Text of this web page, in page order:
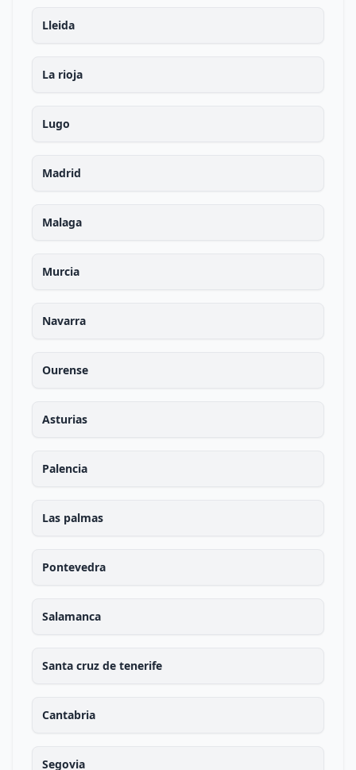
Lleida
La rioja
Lugo
Madrid
Malaga
Murcia
Navarra
Ourense
Asturias
Palencia
Las palmas
Pontevedra
Salamanca
Santa cruz de tenerife
Cantabria
Segovia